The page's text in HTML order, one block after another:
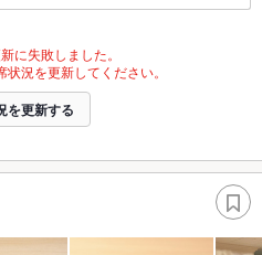
に失敗しました。
況を更新してください。
を更新する